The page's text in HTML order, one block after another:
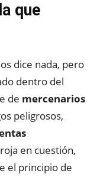
que
dice nada, pero
dentro del
de mercenarios
peligrosos,
en cuestión,
el principio de